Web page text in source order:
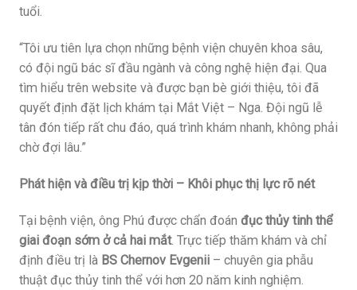
tuổi.
“Tôi ưu tiên lựa chọn những bệnh viện chuyên khoa sâu,
có đội ngũ bác sĩ đầu ngành và công nghệ hiện đại. Qua
tìm hiểu trên website và được bạn bè giới thiệu, tôi đã
quyết định đặt lịch khám tại Mắt Việt – Nga. Đội ngũ lễ
tân đón tiếp rất chu đáo, quá trình khám nhanh, không phải
chờ đợi lâu.”
Phát hiện và điều trị kịp thời – Khôi phục thị lực rõ nét
Tại bệnh viện, ông Phú được chẩn đoán đục thủy tinh thể
giai đoạn sớm ở cả hai mắt. Trực tiếp thăm khám và chỉ
định điều trị là BS Chernov Evgenii – chuyên gia phẫu
thuật đục thủy tinh thể với hơn 20 năm kinh nghiệm.